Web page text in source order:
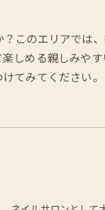
このエリアでは
しめる親しみや
てみてください。